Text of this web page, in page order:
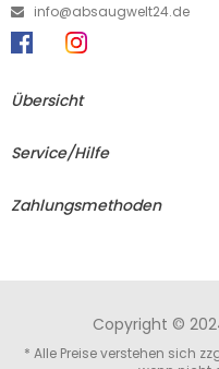
info@absaugwelt24.de
Übersicht
Service/Hilfe
Zahlungsmethoden
Copyright ©
* Alle Preise verstehen sich